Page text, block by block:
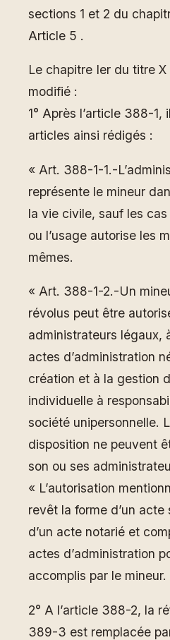
sections 1 et 2 du
Article 5 .
Le chapitre Ier du titre
modifié :
1° Après l’article 388-1,
articles ainsi rédigés :
« Art. 388-1-1.-
représente le mineur
la vie civile, sauf les
ou l’usage autorise les
mêmes.
« Art. 388-1-2.-Un
révolus peut être
administrateurs légaux,
actes d’administration
création et à la gestion
individuelle à
société unipersonnelle.
disposition ne peuvent
son ou ses
« L’autorisation
revêt la forme d’un
d’un acte notarié et
actes d’administration
accomplis par le mineur.
2° A l’article 388-2, la
389-3 est remplacée